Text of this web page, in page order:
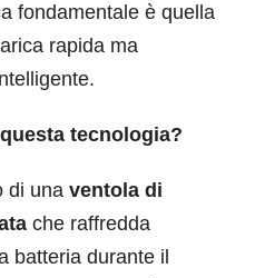
fondamentale è quella
rapida ma
tecnologia?
di una ventola di
che raffredda
batteria durante il